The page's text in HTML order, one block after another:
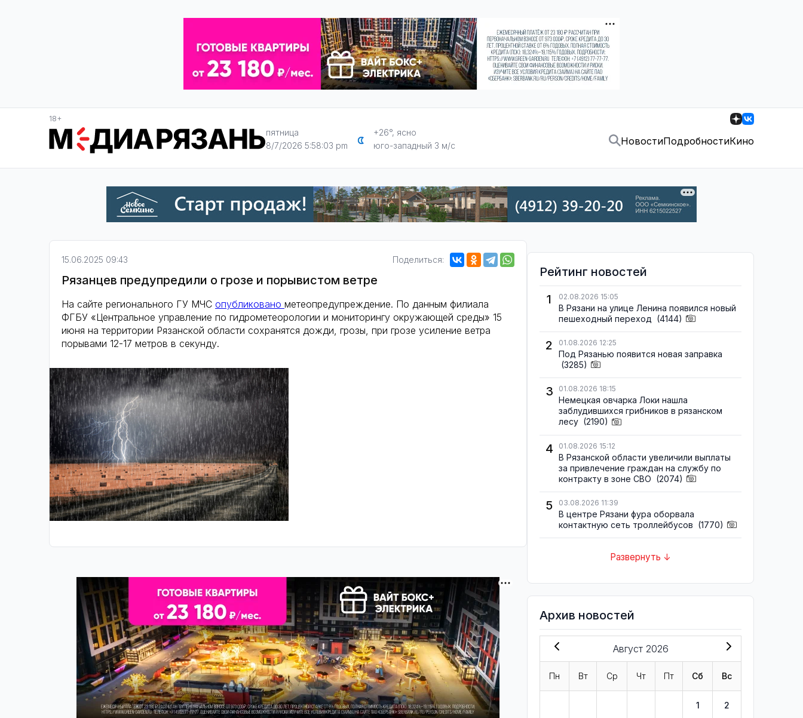
18+
пятница
8/7/2026 5:58:03 pm
+26°, ясно
юго-западный 3 м/с
НовостиПодробностиКино
15.06.2025 09:43 Поделиться:
Рязанцев предупредили о грозе и порывистом ветре
На сайте регионального ГУ МЧС опубликовано метеопредупреждение. По данным филиала
ФГБУ «Центральное управление по гидрометеорологии и мониторингу окружающей среды» 15
июня на территории Рязанской области сохранятся дожди, грозы, при грозе усиление ветра
порывами 12-17 метров в секунду.
Рейтинг новостей
1
02.08.2026 15:05
В Рязани на улице Ленина появился новый
пешеходный переход (4144)
2 01.08.2026 12:25
Под Рязанью появится новая заправка
(3285)
3 01.08.2026 18:15
Немецкая овчарка Локи нашла
заблудившихся грибников в рязанском
лесу (2190)
4 01.08.2026 15:12
В Рязанской области увеличили выплаты
за привлечение граждан на службу по
контракту в зоне СВО (2074)
5 03.08.2026 11:39
В центре Рязани фура оборвала
контактную сеть троллейбусов (1770)
Развернуть ↓
Архив новостей
Август 2026
Пн Вт Ср Чт Пт Сб Вс
1 2